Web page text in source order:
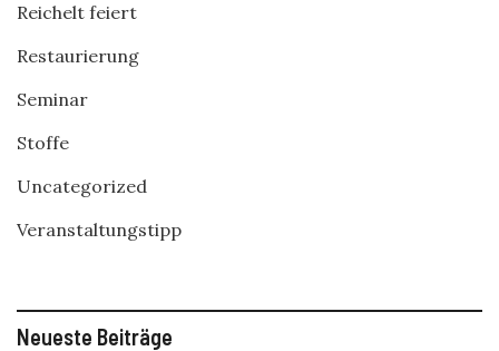
Reichelt feiert
Restaurierung
Seminar
Stoffe
Uncategorized
Veranstaltungstipp
Neueste Beiträge